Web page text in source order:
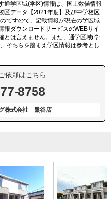
通学区域(学区)情報は、国土数値情報
区データ【2021年度】及び中学校区
ですので、記載情報が現在の学区域
報ダウンロードサービスのWEBサイ
とは言えません。また、通学区域(学
そちらを踏まえ学区情報は参考とし
依頼はこちら
8758
株式会社 熊谷店